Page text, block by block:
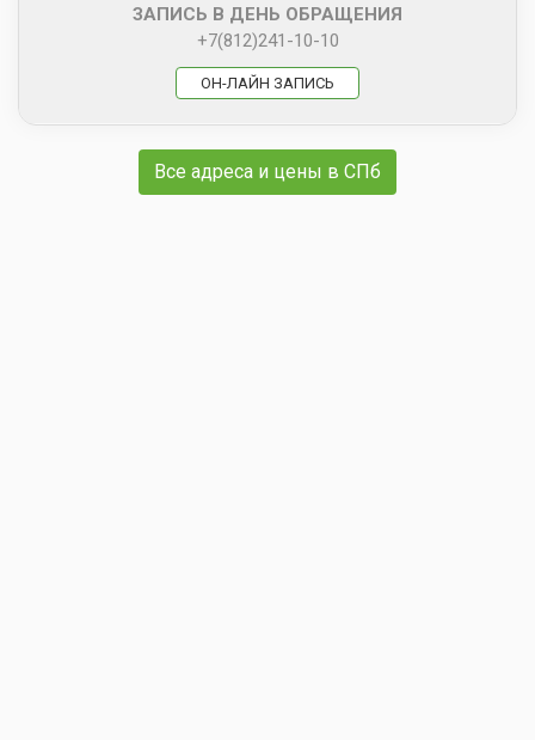
ЗАПИСЬ В ДЕНЬ ОБРАЩЕНИЯ
+7(812)241-10-10
ОН-ЛАЙН ЗАПИСЬ
Все адреса и цены в СПб